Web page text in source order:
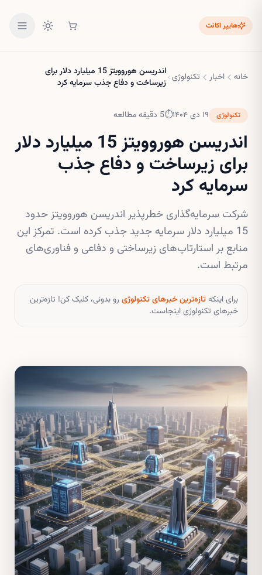
هایپر اکانت
خانه اخبار تکنولوژی
اندریسن هوروویتز 15 میلیارد دلار برای
زیرساخت و دفاع جذب سرمایه کرد
تکنولوژی ۱۹ دی ۱۴۰۴ ⏱
5 دقیقه مطالعه
اندریسن هوروویتز 15 میلیارد دلار
برای زیرساخت و دفاع جذب
سرمایه کرد
شرکت سرمایه‌گذاری خطرپذیر اندریسن هوروویتز حدود
15 میلیارد دلار سرمایه جدید جذب کرده است. تمرکز این
منابع بر استارتاپ‌های زیرساختی و دفاعی و فناوری‌های
مرتبط است.
برای اینکهتازه‌ترین خبرهای تکنولوژی رو بدونی، کلیک کن! تازه‌ترین
خبرهای تکنولوژی اینجاست.